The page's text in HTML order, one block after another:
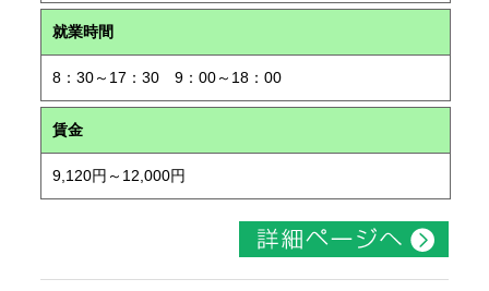
就業時間
8：30～17：30 9：00～18：00
賃金
9,120円～12,000円